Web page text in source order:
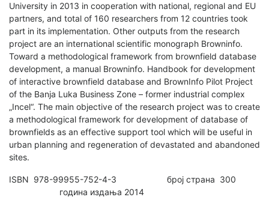
University in 2013 in cooperation with national, regional and EU
partners, and total of 160 researchers from 12 countries took
part in its implementation. Other outputs from the research
project are an international scientific monograph Browninfo.
Toward a methodological framework from brownfield database
development, a manual Browninfo. Handbook for development
of interactive brownfield database and BrownInfo Pilot Project
of the Banja Luka Business Zone – former industrial complex
„Incel“. The main objective of the research project was to create
a methodological framework for development of database of
brownfields as an effective support tool which will be useful in
urban planning and regeneration of devastated and abandoned
sites.
ISBN 978-99955-752-4-3 број страна 300
година издања 2014